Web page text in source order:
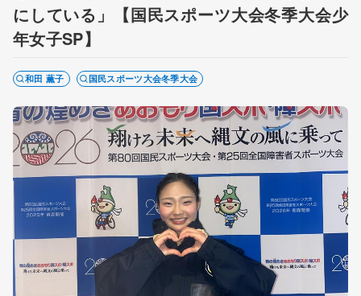
にしている」【国民スポーツ大会冬季大会少
年女子SP】
和田 薫子 国民スポーツ大会冬季大会